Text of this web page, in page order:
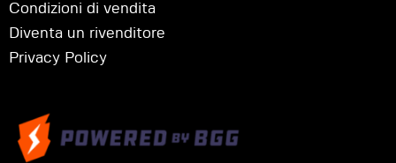
Condizioni di vendita
Diventa un rivenditore
Privacy Policy